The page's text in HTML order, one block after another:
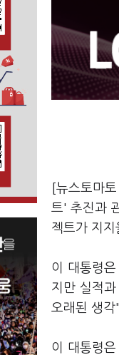
[뉴스토마
트' 추진과
젝트가 지
이 대통령
지만 실적
오래된 생각
이 대통령